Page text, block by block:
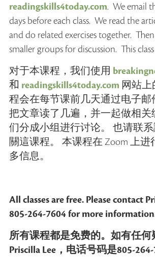
readingskills4today.com. We email
days before each class. We read the
and do related exercises together.
smaller groups for discussion. This
对于本课程，我们使用
和 readingskills4today.com 网站
程会在每节课前几天通过电子邮
把文章读了几遍，并一起做相关
们分成小组进行讨论。 也请联
關這课程。 本课程在 Zoom 上进
多信息。
All classes are free. Please contact
805-264-7604 for more
所有课程都是免费的。如有任何
Priscilla Lee，电话号码是805-264-